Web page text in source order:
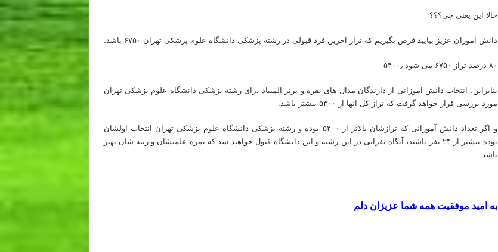
حالا این یعنی چی؟؟؟
دانش آموزان عزیز بیایید فرض بگیریم که تراز آخرین فرد قبولی در رشته پزشکی دانشگاه علوم پزشکی تهران ۶۷۵۰ باشد.
۸۰ درصد تراز ۶۷۵۰ می شود ۵۴۰۰٫
بنابراین، انتخاب دانش آموزانی از دارندگان مدال های نقره و برنز المپیاد برای رشته پزشکی دانشگاه علوم پزشکی تهران
مورد بررسی قرار خواهد گرفت که تراز کل آنها از ۵۴۰۰ بیشتر باشد.
و اگر تعداد دانش آموزانی که ترازشان بالاتر از ۵۴۰۰ بوده و رشته پزشکی دانشگاه علوم پزشکی تهران انتخاب اولشان
بوده بیشتر از ۲۴ نفر باشند، آنگاه نفراتی در این رشته و این دانشگاه قبول خواهند شد که نمره علمیشان و رتبه شان بهتر
باشد.
به امید موفقیت همه شما عزیزان دلم